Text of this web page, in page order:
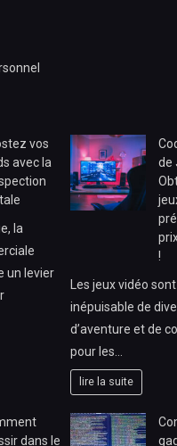
vos
avec la
la
un levier
de
!
Les jeux vidéo
inépuisable de
d’aventure et de
pour les…
lire la suite
dans le